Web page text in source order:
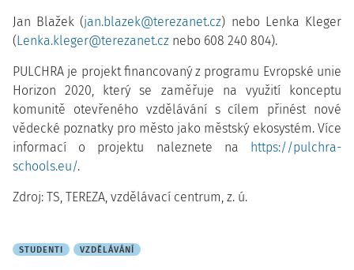
Jan Blažek (jan.blazek@terezanet.cz) nebo Lenka Kleger
(Lenka.kleger@terezanet.cz nebo 608 240 804).
PULCHRA je projekt financovaný z programu Evropské unie
Horizon 2020, který se zaměřuje na využití konceptu
komunitě otevřeného vzdělávání s cílem přinést nové
vědecké poznatky pro město jako městský ekosystém. Více
informací o projektu naleznete na https://pulchra-
schools.eu/.
Zdroj: TS, TEREZA, vzdělávací centrum, z. ú.
STUDENTI VZDĚLÁVÁNÍ